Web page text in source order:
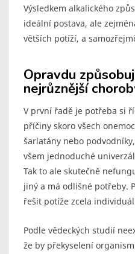
Výsledkem alkalického
ideální postava, ale
větších potíží, a
Opravdu
nejrůznější
V první řadě je potřeba si
příčiny skoro všech
šarlatány nebo
všem jednoduché
Tak to ale skutečně
jiný a má odlišné potřeby.
řešit potíže zcela
Podle vědeckých studií
že by překyselení